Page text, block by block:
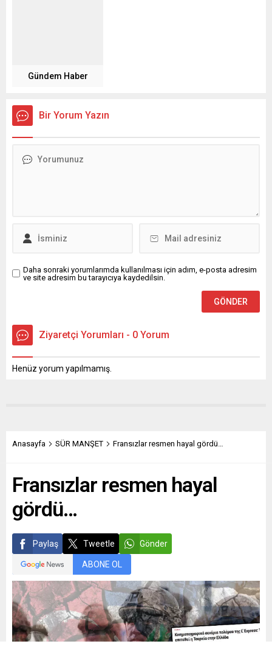
Gündem Haber
Bir Yorum Yazın
Daha sonraki yorumlarımda kullanılması için adım, e-posta adresim
ve site adresim bu tarayıcıya kaydedilsin.
Ziyaretçi Yorumları - 0 Yorum
Henüz yorum yapılmamış.
Anasayfa SÜR MANŞET Fransızlar resmen hayal gördü…
Fransızlar resmen hayal
gördü…
Paylaş Tweetle Gönder
ABONE OL